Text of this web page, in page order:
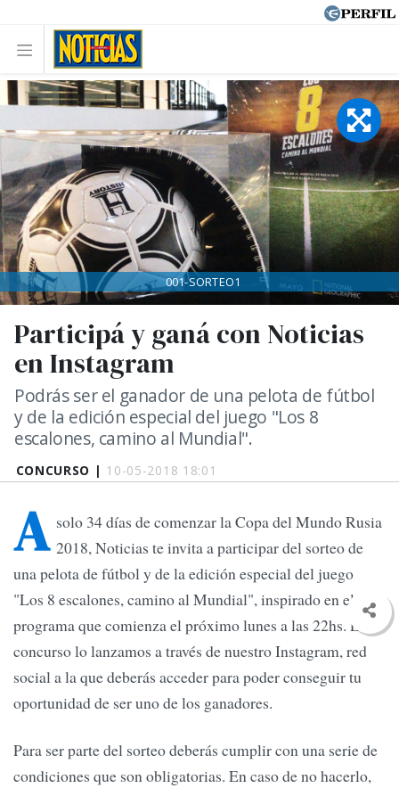
CONCURSO | 10-05-2018 18:01
Participá y ganá con Noticias
en Instagram
Podrás ser el ganador de una pelota de fútbol
y de la edición especial del juego "Los 8
escalones, camino al Mundial".
001-SORTEO1
A solo 34 días de comenzar la Copa del Mundo Rusia
2018, Noticias te invita a participar del sorteo de
una pelota de fútbol y de la edición especial del juego
"Los 8 escalones, camino al Mundial", inspirado en el
programa que comienza el próximo lunes a las 22hs. El
concurso lo lanzamos a través de nuestro Instagram, red
social a la que deberás acceder para poder conseguir tu
oportunidad de ser uno de los ganadores.
Para ser parte del sorteo deberás cumplir con una serie de
condiciones que son obligatorias. En caso de no hacerlo,